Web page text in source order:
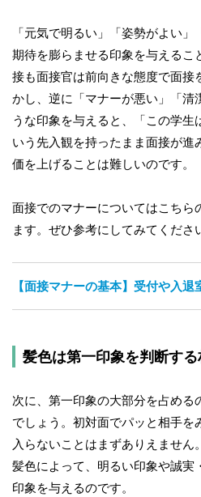
「元気で明るい」「姿勢がよい」
期待を膨らませる印象を与えるこ
接も面接官は前向きな態度で面接
かし、逆に「マナーが悪い」「清
うな印象を与えると、「この学生
いう先入観を持ったまま面接が進
価を上げることは難しいのです。
面接でのマナーについてはこちら
ます。ぜひ参考にしてみてくださ
【面接マナーの基本】受付や入
髪色は第一印象を判断す
次に、第一印象の大部分を占める
でしょう。初対面でパッと相手を
入らないことはまずありえませ
髪色によって、明るい印象や誠実
印象を与えるのです。